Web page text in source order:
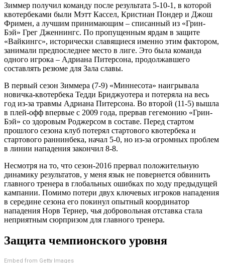
Зиммер получил команду после результата 5-10-1, в которой
квотербеками были Мэтт Кассел, Кристиан Пондер и Джош
Фримен, а лучшим принимающим – списанный из «Грин-
Бэй» Грег Дженнингс. По пропущенным ярдам в защите
«Вайкингс», исторически славящиеся именно этим фактором,
занимали предпоследнее место в лиге. Это была команда
одного игрока – Адриана Питерсона, продолжавшего
составлять резюме для Зала славы.
В первый сезон Зиммера (7-9) «Миннесота» наигрывала
новичка-квотербека Тедди Бриджуотера и потеряла на весь
год из-за травмы Адриана Питерсона. Во второй (11-5) вышла
в плей-офф впервые с 2009 года, прервав гегемонию «Грин-
Бэй» со здоровым Роджерсом в составе. Перед стартом
прошлого сезона клуб потерял стартового квотербека и
стартового раннинбека, начал 5-0, но из-за огромных проблем
в линии нападения закончил 8-8.
Несмотря на то, что сезон-2016 прервал положительную
динамику результатов, у меня язык не повернется обвинить
главного тренера в глобальных ошибках по ходу предыдущей
кампании. Помимо потери двух ключевых игроков нападения
в середине сезона его покинул опытный координатор
нападения Норв Тернер, чья добровольная отставка стала
неприятным сюрпризом для главного тренера.
Защита чемпионского уровня
Embed from Getty Images